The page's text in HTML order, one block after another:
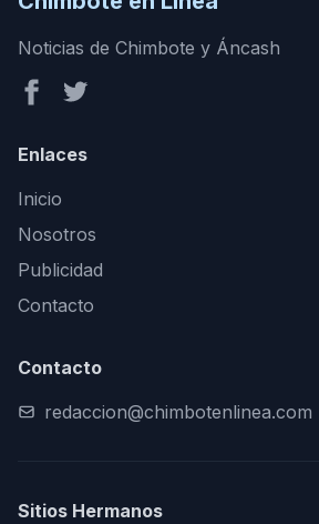
Noticias de Chimbote y Áncash
Enlaces
Inicio
Nosotros
Publicidad
Contacto
Contacto
redaccion@chimbotenlinea.com
Sitios Hermanos